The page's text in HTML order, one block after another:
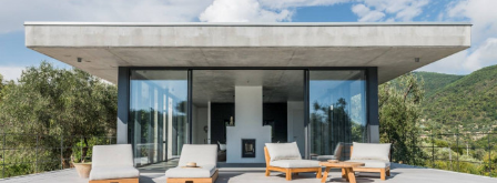
FR
DE
RU
Chi
dove
cercare
Provincia